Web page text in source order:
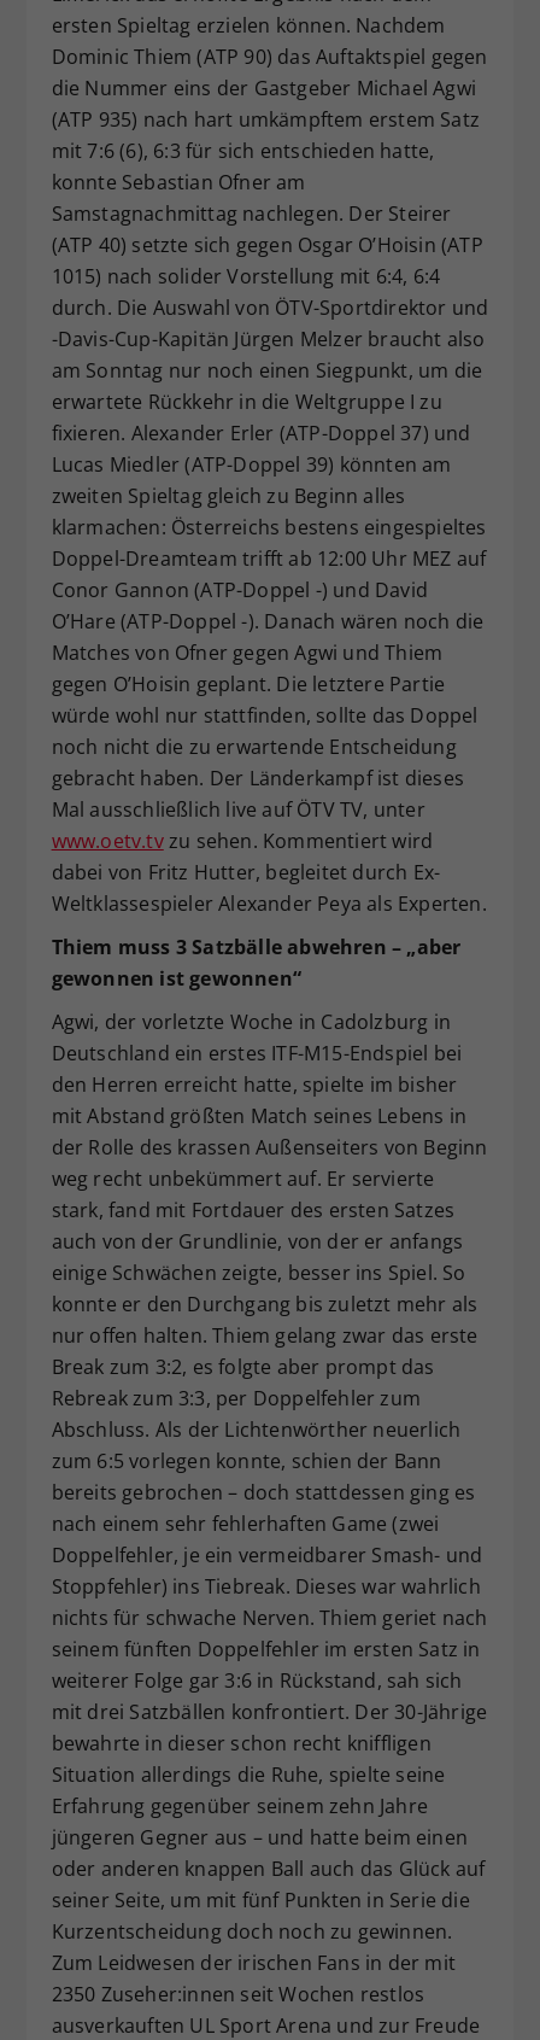
ersten Spieltag erzielen können. Nachdem
Dominic Thiem (ATP 90) das Auftaktspiel gegen
die Nummer eins der Gastgeber Michael Agwi
(ATP 935) nach hart umkämpftem erstem Satz
mit 7:6 (6), 6:3 für sich entschieden hatte,
konnte Sebastian Ofner am
Samstagnachmittag nachlegen. Der Steirer
(ATP 40) setzte sich gegen Osgar O’Hoisin (ATP
1015) nach solider Vorstellung mit 6:4, 6:4
durch. Die Auswahl von ÖTV-Sportdirektor und
-Davis-Cup-Kapitän Jürgen Melzer braucht also
am Sonntag nur noch einen Siegpunkt, um die
erwartete Rückkehr in die Weltgruppe I zu
fixieren. Alexander Erler (ATP-Doppel 37) und
Lucas Miedler (ATP-Doppel 39) könnten am
zweiten Spieltag gleich zu Beginn alles
klarmachen: Österreichs bestens eingespieltes
Doppel-Dreamteam trifft ab 12:00 Uhr MEZ auf
Conor Gannon (ATP-Doppel -) und David
O’Hare (ATP-Doppel -). Danach wären noch die
Matches von Ofner gegen Agwi und Thiem
gegen O’Hoisin geplant. Die letztere Partie
würde wohl nur stattfinden, sollte das Doppel
noch nicht die zu erwartende Entscheidung
gebracht haben. Der Länderkampf ist dieses
Mal ausschließlich live auf ÖTV TV, unter
www.oetv.tvzu sehen. Kommentiert wird
dabei von Fritz Hutter, begleitet durch Ex-
Weltklassespieler Alexander Peya als Experten.
Thiem muss 3 Satzbälle abwehren – „aber
gewonnen ist gewonnen“
Agwi, der vorletzte Woche in Cadolzburg in
Deutschland ein erstes ITF-M15-Endspiel bei
den Herren erreicht hatte, spielte im bisher
mit Abstand größten Match seines Lebens in
der Rolle des krassen Außenseiters von Beginn
weg recht unbekümmert auf. Er servierte
stark, fand mit Fortdauer des ersten Satzes
auch von der Grundlinie, von der er anfangs
einige Schwächen zeigte, besser ins Spiel. So
konnte er den Durchgang bis zuletzt mehr als
nur offen halten. Thiem gelang zwar das erste
Break zum 3:2, es folgte aber prompt das
Rebreak zum 3:3, per Doppelfehler zum
Abschluss. Als der Lichtenwörther neuerlich
zum 6:5 vorlegen konnte, schien der Bann
bereits gebrochen – doch stattdessen ging es
nach einem sehr fehlerhaften Game (zwei
Doppelfehler, je ein vermeidbarer Smash- und
Stoppfehler) ins Tiebreak. Dieses war wahrlich
nichts für schwache Nerven. Thiem geriet nach
seinem fünften Doppelfehler im ersten Satz in
weiterer Folge gar 3:6 in Rückstand, sah sich
mit drei Satzbällen konfrontiert. Der 30-Jährige
bewahrte in dieser schon recht kniffligen
Situation allerdings die Ruhe, spielte seine
Erfahrung gegenüber seinem zehn Jahre
jüngeren Gegner aus – und hatte beim einen
oder anderen knappen Ball auch das Glück auf
seiner Seite, um mit fünf Punkten in Serie die
Kurzentscheidung doch noch zu gewinnen.
Zum Leidwesen der irischen Fans in der mit
2350 Zuseher:innen seit Wochen restlos
ausverkauften UL Sport Arena und zur Freude
Zweck
Dieser Wert speichert Ihre Consent-
Einstellungen. Unter anderem eine
zufällig generierte ID, für die
historische Speicherung Ihrer
vorgenommen Einstellungen, falls der
Webseiten-Betreiber dies eingestellt
hat.